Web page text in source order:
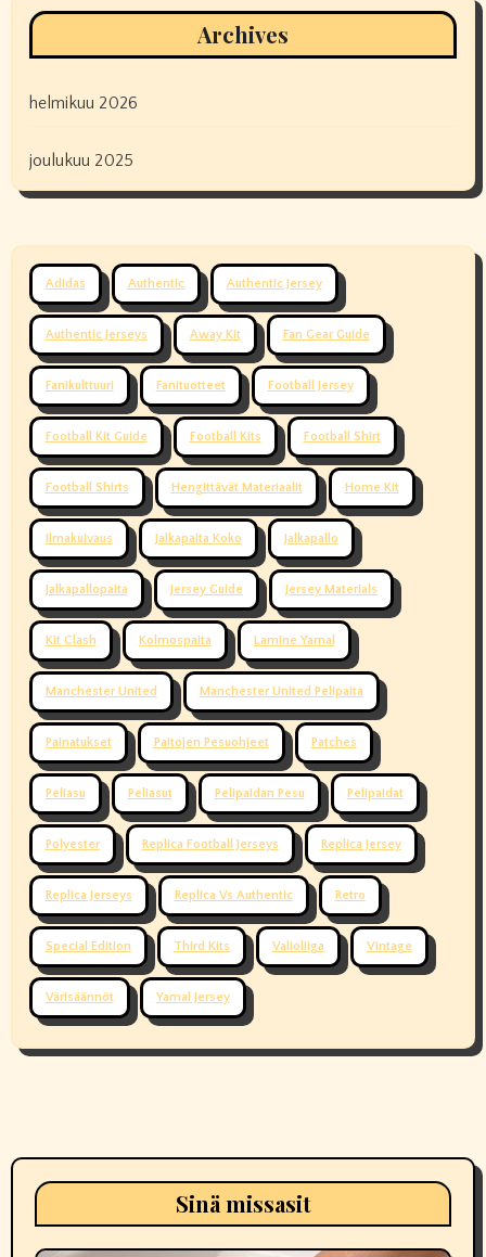
Archives
helmikuu 2026
joulukuu 2025
Adidas Authentic Authentic Jersey
Authentic Jerseys Away Kit Fan Gear Guide
Fanikulttuuri Fanituotteet Football Jersey
Football Kit Guide Football Kits Football Shirt
Football Shirts Hengittävät Materiaalit Home Kit
Ilmakuivaus Jalkapaita Koko Jalkapallo
Jalkapallopaita Jersey Guide Jersey Materials
Kit Clash Kolmospaita Lamine Yamal
Manchester United Manchester United Pelipaita
Painatukset Paitojen Pesuohjeet Patches
Peliasu Peliasut Pelipaidan Pesu Pelipaidat
Polyester Replica Football Jerseys Replica Jersey
Replica Jerseys Replica Vs Authentic Retro
Special Edition Third Kits Valioliiga Vintage
Värisäännöt Yamal Jersey
Sinä missasit